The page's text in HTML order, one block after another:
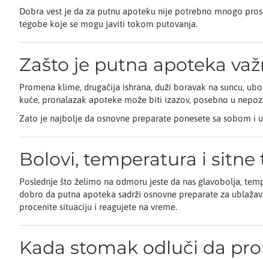
Dobra vest je da za putnu apoteku nije potrebno mnogo
tegobe koje se mogu javiti tokom putovanja.
Zašto je putna apoteka
Promena klime, drugačija ishrana, duži boravak na suncu,
kuće, pronalazak apoteke može biti izazov, posebno u
Zato je najbolje da osnovne preparate ponesete sa sobom i
Bolovi, temperatura i
Poslednje što želimo na odmoru jeste da nas glavobolja,
dobro da putna apoteka sadrži osnovne preparate za
procenite situaciju i reagujete na vreme.
Kada stomak odluči da